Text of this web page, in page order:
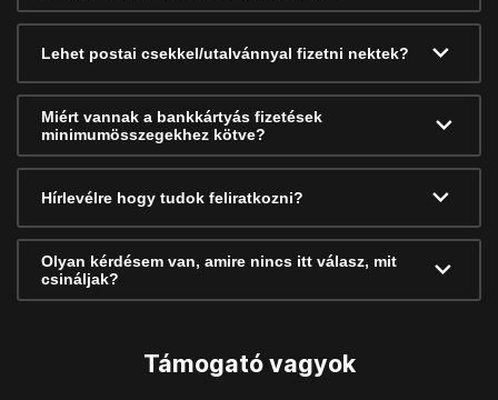
Lehet postai csekkel/utalvánnyal fizetni nektek?
Miért vannak a bankkártyás fizetések
minimumösszegekhez kötve?
Hírlevélre hogy tudok feliratkozni?
Olyan kérdésem van, amire nincs itt válasz, mit
csináljak?
Támogató vagyok